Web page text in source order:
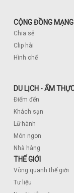
CỘNG ĐỒNG MẠNG
Chia sẻ
Clip hài
Hình chế
DU LỊCH - ẨM
Điểm đến
Khách sạn
Lữ hành
Món ngon
Nhà hàng
THẾ GIỚI
Vòng quanh thế giới
Tư liệu